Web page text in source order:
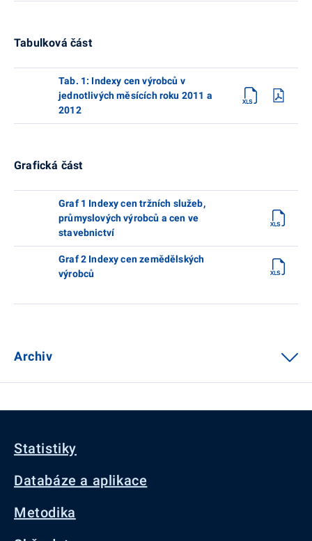
Tabulková část
Tab. 1: Indexy cen výrobců v
jednotlivých měsících roku 2011 a
2012
Grafická část
Graf 1 Indexy cen tržních služeb,
průmyslových výrobců a cen ve
stavebnictví
Graf 2 Indexy cen zemědělských
výrobců
Archiv
Statistiky
Databáze a aplikace
Metodika